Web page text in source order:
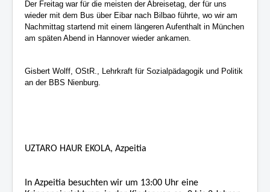
Der Freitag war für die meisten der Abreisetag, der für uns
wieder mit dem Bus über Eibar nach Bilbao führte, wo wir am
Nachmittag startend mit einem längeren Aufenthalt in München
am späten Abend in Hannover wieder ankamen.
Gisbert Wolff, OStR., Lehrkraft für Sozialpädagogik und Politik
an der BBS Nienburg.
UZTARO HAUR EKOLA, Azpeitia
In Azpeitia besuchten wir um 13:00 Uhr eine